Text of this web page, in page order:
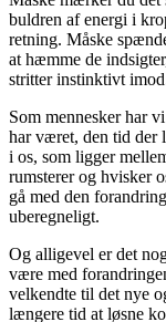
buldren af energi i
retning. Måske
at hæmme de
stritter instinktivt
Som mennesker har
har været, den tid der
i os, som ligger
rumsterer og hvisker
gå med den
uberegneligt.
Og alligevel er det
være med
velkendte til det nye
længere tid at løsne